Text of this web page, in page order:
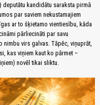
deputātu kandidātu saraksta pirmā
par saviem nekustamajiem
ar to šķietamo vientiesību, kāda
pārliecināti par savu
virs galvas. Tāpēc, viņuprāt,
kas viņiem kaut ko pārmet –
novēl tikai sliktu.